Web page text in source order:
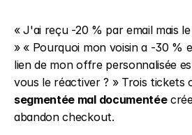
« J'ai reçu -20 % par email mais
» « Pourquoi mon voisin a -30 %
lien de mon offre personnalisée
vous le réactiver ? » Trois tickets
segmentée mal documentée
abandon checkout.